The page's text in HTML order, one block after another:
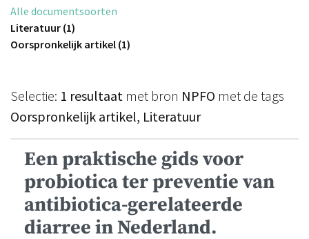
Alle documentsoorten
Literatuur (1)
Oorspronkelijk artikel (1)
Selectie: 1 resultaat met bron NPFO met de tags
Oorspronkelijk artikel, Literatuur
Een praktische gids voor
probiotica ter preventie van
antibiotica-gerelateerde
diarree in Nederland.